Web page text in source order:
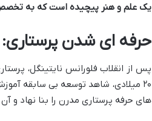
یک علم و هنر پیچیده است که به تخصص
حرفه ای شدن پرستاری: قرون ۱۹ و ۲۰ و
۲۰ میلادی، شاهد توسعه بی سابقه
های حرفه پرستاری مدرن را بنا نهاد و